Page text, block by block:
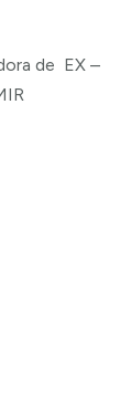
de EX –